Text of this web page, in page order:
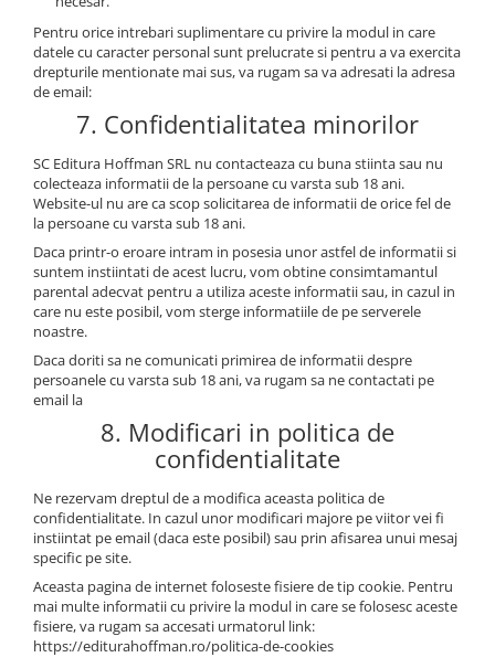
Pentru orice intrebari suplimentare cu privire la modul in care
datele cu caracter personal sunt prelucrate si pentru a va exercita
drepturile mentionate mai sus, va rugam sa va adresati la adresa
de email:
7. Confidentialitatea minorilor
SC Editura Hoffman SRL nu contacteaza cu buna stiinta sau nu
colecteaza informatii de la persoane cu varsta sub 18 ani.
Website-ul nu are ca scop solicitarea de informatii de orice fel de
la persoane cu varsta sub 18 ani.
Daca printr-o eroare intram in posesia unor astfel de informatii si
suntem instiintati de acest lucru, vom obtine consimtamantul
parental adecvat pentru a utiliza aceste informatii sau, in cazul in
care nu este posibil, vom sterge informatiile de pe serverele
noastre.
Daca doriti sa ne comunicati primirea de informatii despre
persoanele cu varsta sub 18 ani, va rugam sa ne contactati pe
email la
8. Modificari in politica de
confidentialitate
Ne rezervam dreptul de a modifica aceasta politica de
confidentialitate. In cazul unor modificari majore pe viitor vei fi
instiintat pe email (daca este posibil) sau prin afisarea unui mesaj
specific pe site.
Aceasta pagina de internet foloseste fisiere de tip cookie. Pentru
mai multe informatii cu privire la modul in care se folosesc aceste
fisiere, va rugam sa accesati urmatorul link:
https://editurahoffman.ro/politica-de-cookies